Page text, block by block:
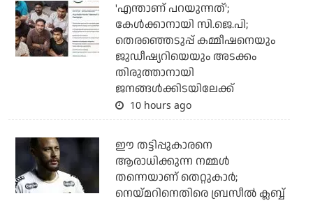
'എന്താണ് പറയുന്നത്';
കേള്‍ക്കാനായി സി.ജെ.പി;
തെരഞ്ഞെടുപ്പ് കമ്മീഷനെയും
ജുഡീഷ്യറിയെയും അടക്കം
തിരുത്താനായി
ജനങ്ങള്‍ക്കിടയിലേക്ക്
10 hours ago
ഈ തട്ടിപ്പുകാരനെ
ആരാധിക്കുന്ന നമ്മള്‍
തന്നെയാണ് തെറ്റുകാര്‍;
നെയ്മറിനെതിരെ ബ്രസീല്‍ ക്ലബ്ബ്